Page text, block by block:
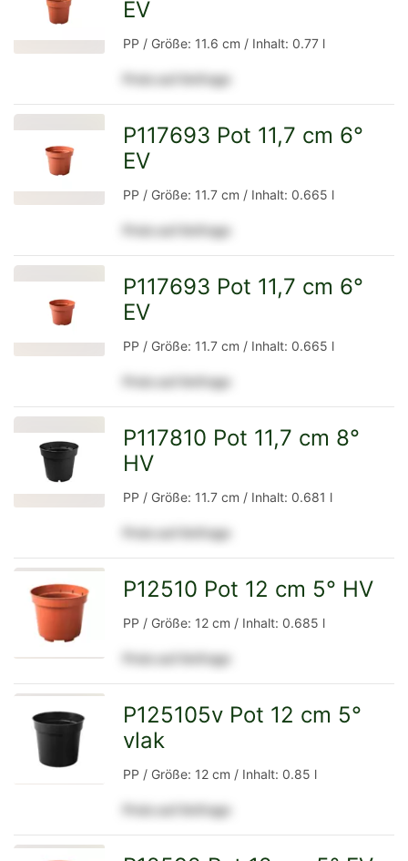
EV
PP / Größe: 11.6 cm / Inhalt: 0.77 l
Preis auf Anfrage
P117693 Pot 11,7 cm 6°
EV
PP / Größe: 11.7 cm / Inhalt: 0.665 l
Preis auf Anfrage
P117693 Pot 11,7 cm 6°
EV
PP / Größe: 11.7 cm / Inhalt: 0.665 l
Preis auf Anfrage
P117810 Pot 11,7 cm 8°
HV
PP / Größe: 11.7 cm / Inhalt: 0.681 l
Preis auf Anfrage
Detailseite
P12510 Pot 12 cm 5° HV
PP / Größe: 12 cm / Inhalt: 0.685 l
Preis auf Anfrage
P125105v Pot 12 cm 5°
vlak
PP / Größe: 12 cm / Inhalt: 0.85 l
Preis auf Anfrage